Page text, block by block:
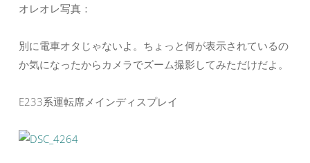
オレオレ写真：
別に電車オタじゃないよ。ちょっと何が表示されているの
か気になったからカメラでズーム撮影してみただけだよ。
E233系運転席メインディスプレイ